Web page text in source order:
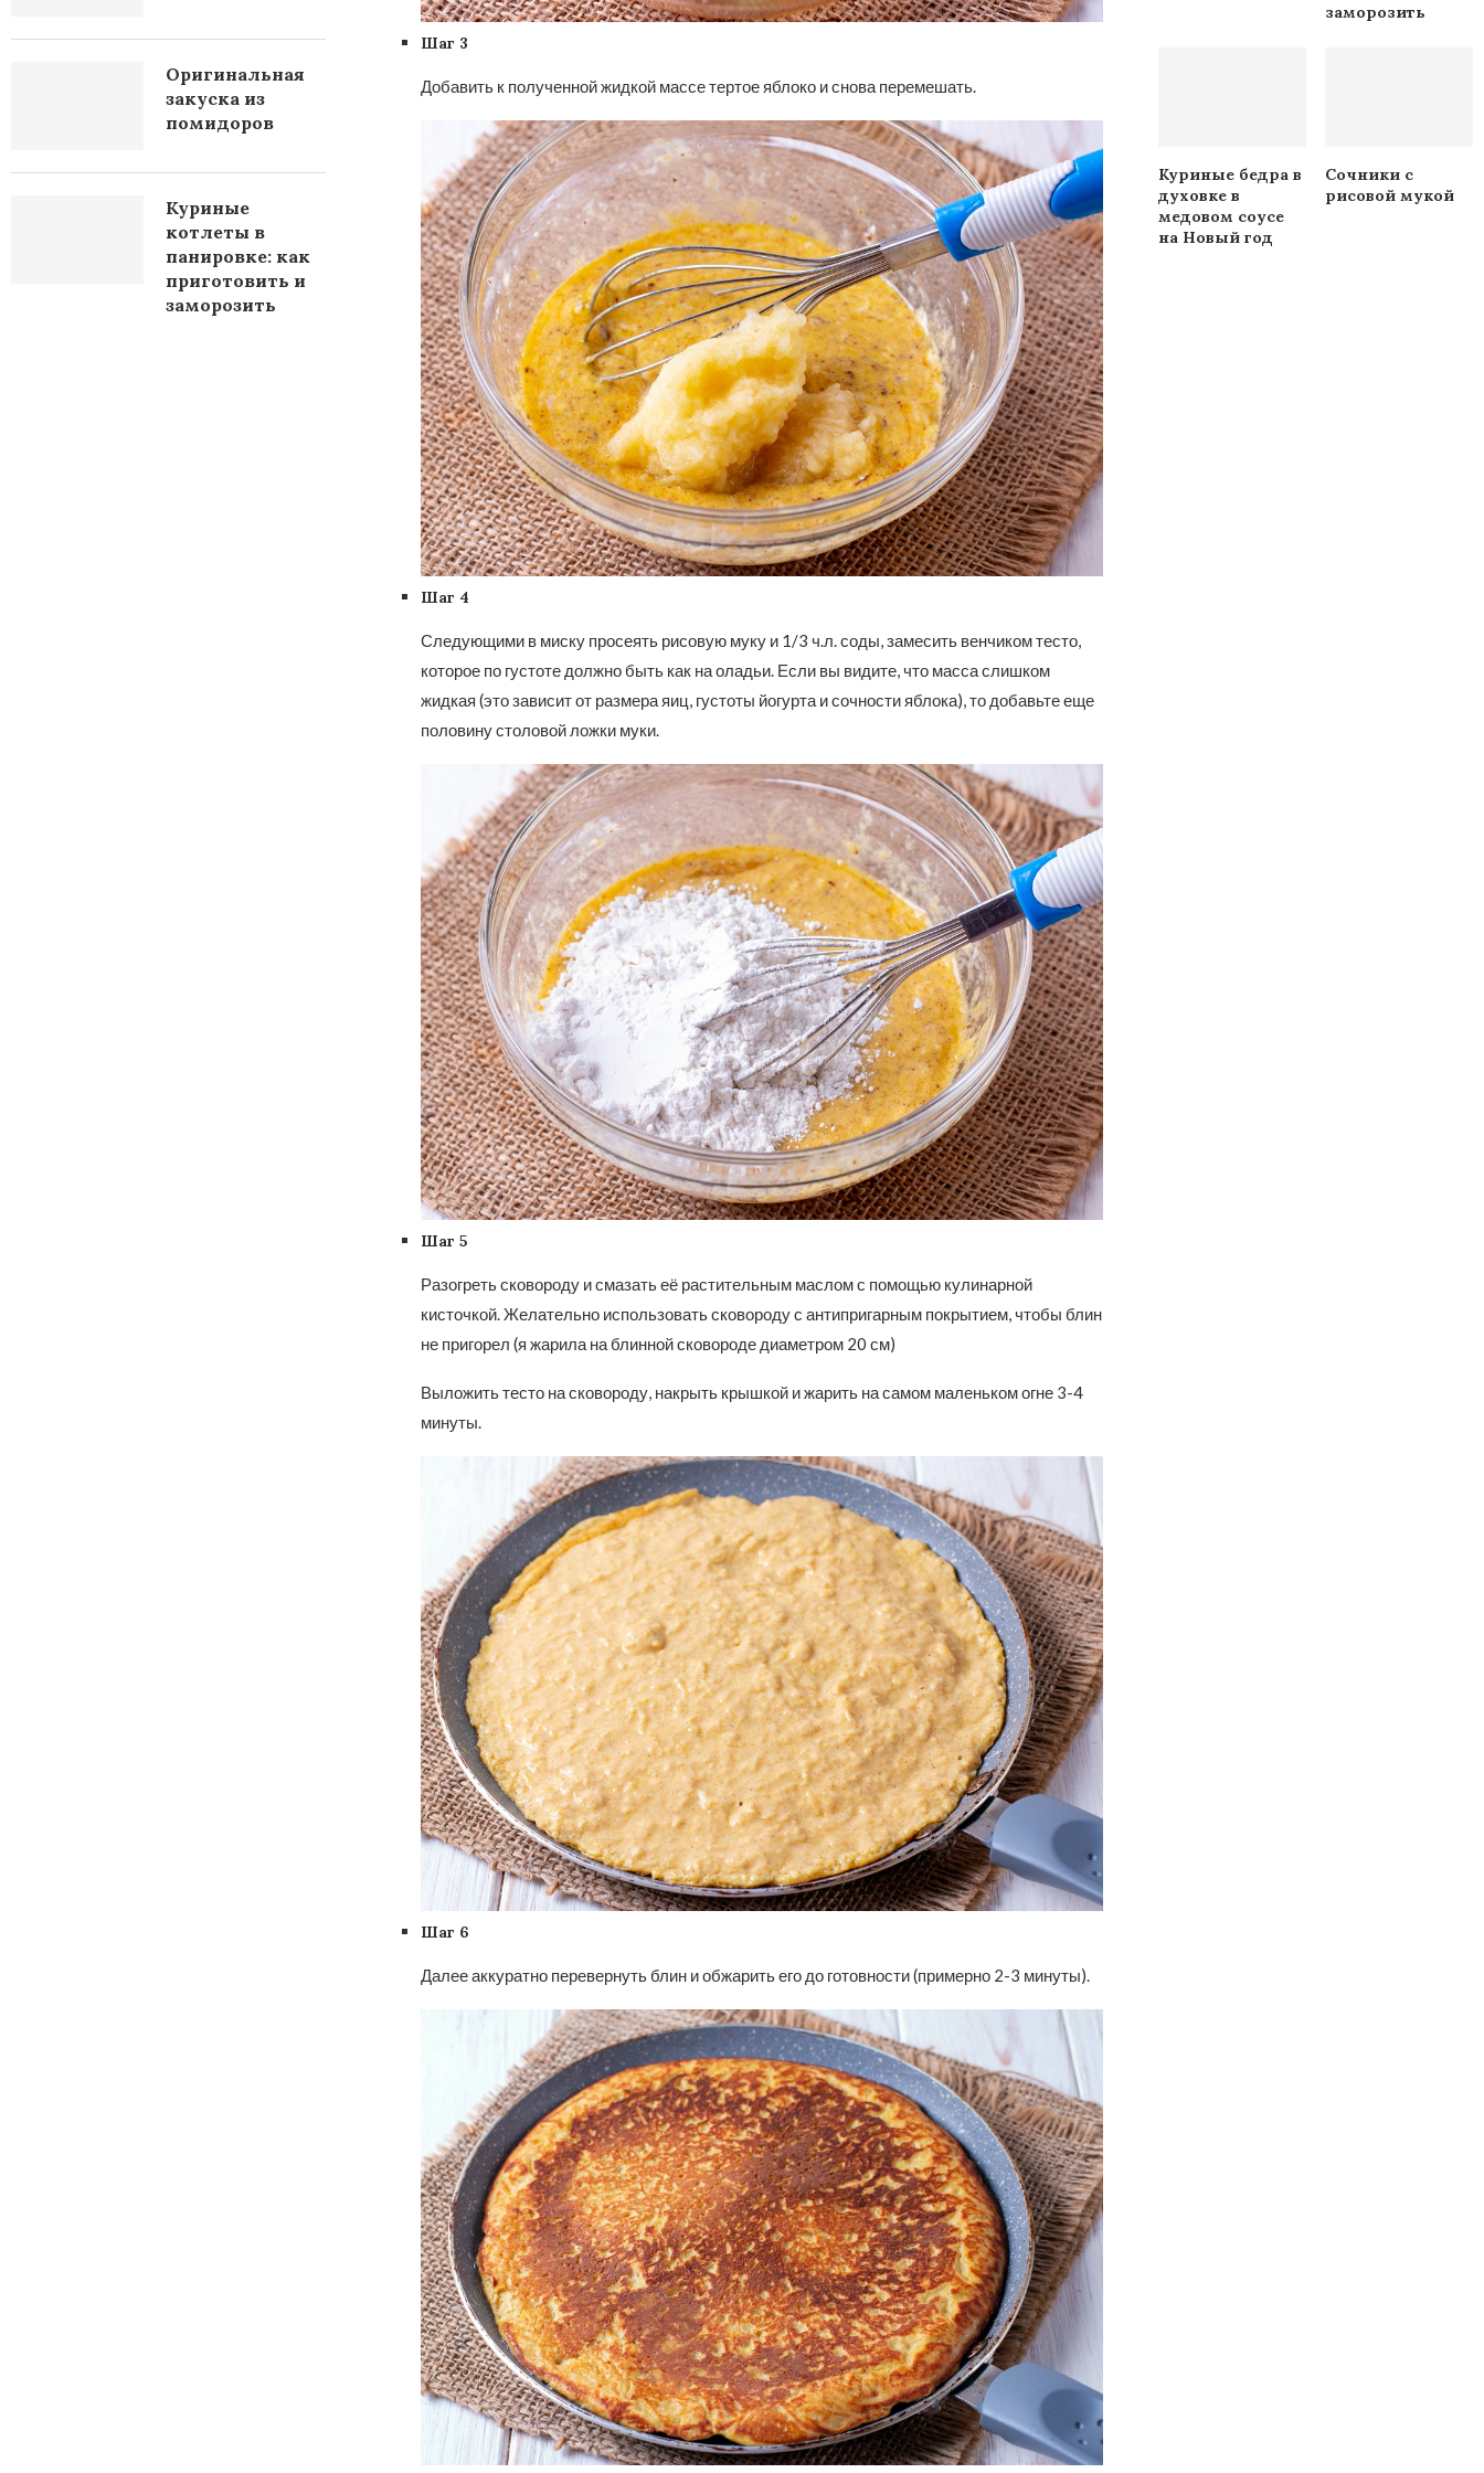
Шаг 3
Добавить к полученной жидкой массе тертое яблоко и снова перемешать.
Шаг 4
Следующими в миску просеять рисовую муку и 1/3 ч.л. соды, замесить венчиком тесто,
которое по густоте должно быть как на оладьи. Если вы видите, что масса слишком
жидкая (это зависит от размера яиц, густоты йогурта и сочности яблока), то добавьте еще
половину столовой ложки муки.
Шаг 5
Разогреть сковороду и смазать её растительным маслом с помощью кулинарной
кисточкой. Желательно использовать сковороду с антипригарным покрытием, чтобы блин
не пригорел (я жарила на блинной сковороде диаметром 20 см)
Выложить тесто на сковороду, накрыть крышкой и жарить на самом маленьком огне 3-4
минуты.
Шаг 6
Далее аккуратно перевернуть блин и обжарить его до готовности (примерно 2-3 минуты).
заморозить
Куриные бедра в
духовке в
медовом соусе
на Новый год
Сочники с
рисовой мукой
Оригинальная
закуска из
помидоров
Куриные
котлеты в
панировке: как
приготовить и
заморозить